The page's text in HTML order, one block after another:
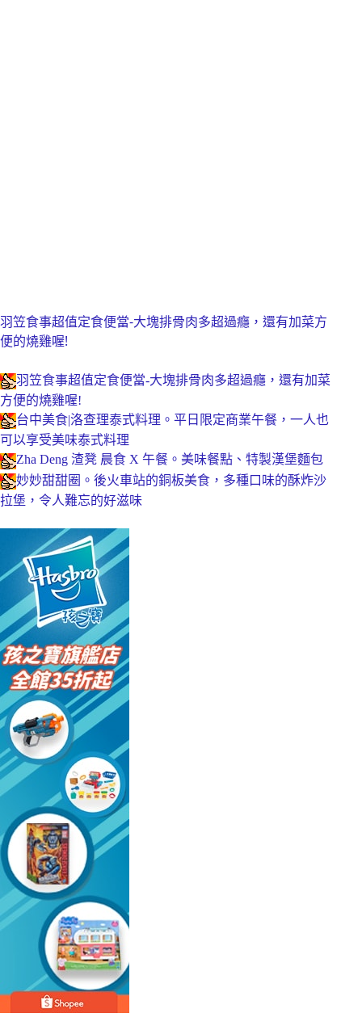
羽笠食事超值定食便當-大塊排骨肉多超過癮，還有加菜方
便的燒雞喔!
羽笠食事超值定食便當-大塊排骨肉多超過癮，還有加菜
方便的燒雞喔!
台中美食|洛查理泰式料理。平日限定商業午餐，一人也
可以享受美味泰式料理
Zha Deng 渣凳 晨食 X 午餐。美味餐點、特製漢堡麵包
妙妙甜甜圈。後火車站的銅板美食，多種口味的酥炸沙
拉堡，令人難忘的好滋味